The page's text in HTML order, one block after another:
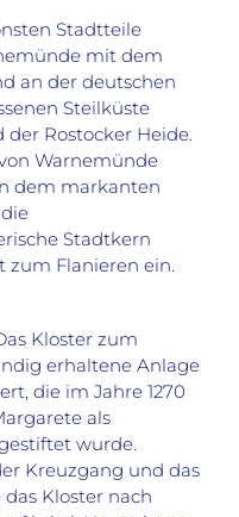
Stadtteile
mit dem
an der deutschen
Steilküste
Rostocker Heide.
Warnemünde
dem markanten
Stadtkern
zum Flanieren ein.
Kloster zum
erhaltene Anlage
die im Jahre 1270
als
wurde.
Kreuzgang und das
Kloster nach